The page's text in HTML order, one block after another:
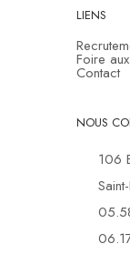
LIENS
Foire
Contact
NOUS
106